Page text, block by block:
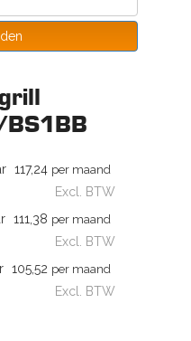
117,24 per maand
Excl. BTW
111,38 per maand
Excl. BTW
105,52 per maand
Excl. BTW